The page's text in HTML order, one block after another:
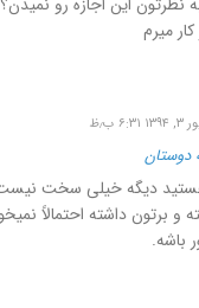
میرم
ب٫ظ
دوستان
هستید دیگه خیلی سخت
و برتون داشته احتمالاً
باشه.